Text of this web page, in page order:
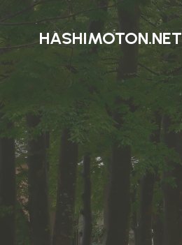
HASHIMOTON.NET